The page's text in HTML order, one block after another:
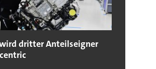
dritter Anteilseigner